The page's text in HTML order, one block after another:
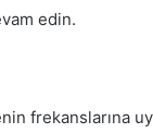
edin.
frekanslarına